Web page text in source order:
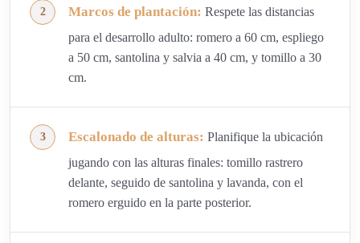
Marcos de plantación: Respete las distancias
para el desarrollo adulto: romero a 60 cm, espliego
a 50 cm, santolina y salvia a 40 cm, y tomillo a 30
cm.
Escalonado de alturas: Planifique la ubicación
jugando con las alturas finales: tomillo rastrero
delante, seguido de santolina y lavanda, con el
romero erguido en la parte posterior.